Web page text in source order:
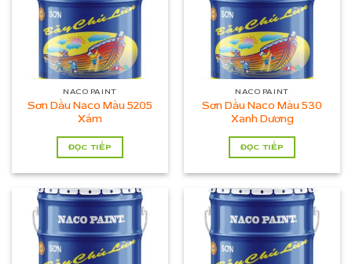
NACO PAINT
Sơn Dầu Naco Màu 5205
Xám
ĐỌC TIẾP
NACO PAINT
Sơn Dầu Naco Màu 530
Xanh Dương
ĐỌC TIẾP